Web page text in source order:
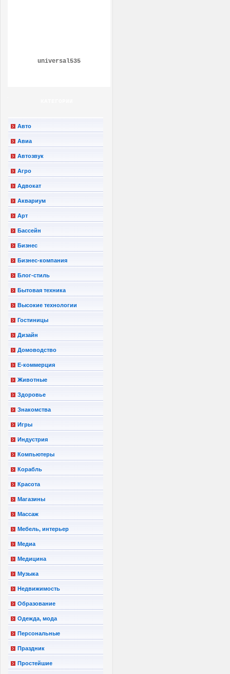
universal535
Авто
Авиа
Автозвук
Агро
Адвокат
Аквариум
Арт
Бассейн
Бизнес
Бизнес-компания
Блог-стиль
Бытовая техника
Высокие технологии
Гостиницы
Дизайн
Домоводство
Е-коммерция
Животные
Здоровье
Знакомства
Игры
Индустрия
Компьютеры
Корабль
Красота
Магазины
Массаж
Мебель, интерьер
Медиа
Медицина
Музыка
Недвижимость
Образование
Одежда, мода
Персональные
Праздник
Простейшие